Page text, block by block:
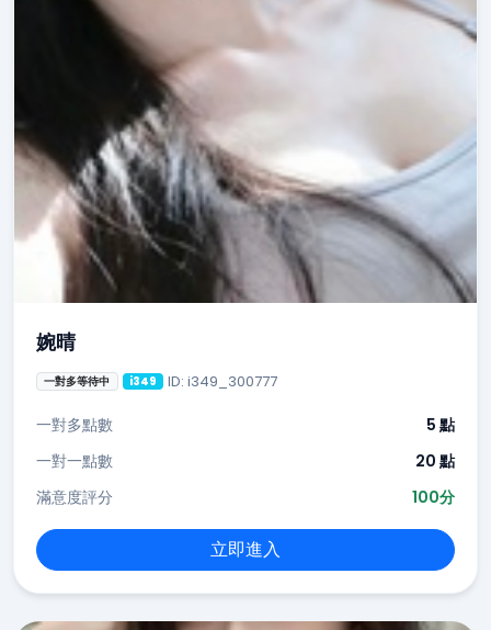
婉晴
一對多等待中 i349 ID: i349_300777
一對多點數
5 點
一對一點數
20 點
滿意度評分
100分
立即進入